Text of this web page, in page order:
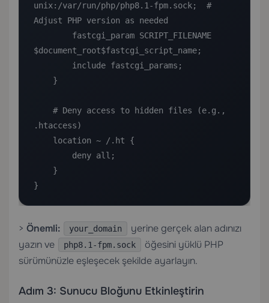
unix:/var/run/php/php8.1-fpm.sock;  #
Adjust PHP version as needed
$document_root$fastcgi_script_name;
.htaccess)
}
> Önemli: your_domain
yerine gerçek alan adınızı
yazın ve
php8.1-fpm.sock
öğesini yüklü PHP
sürümünüzle eşleşecek şekilde ayarlayın.
Adım 3: Sunucu Bloğunu Etkinleştirin